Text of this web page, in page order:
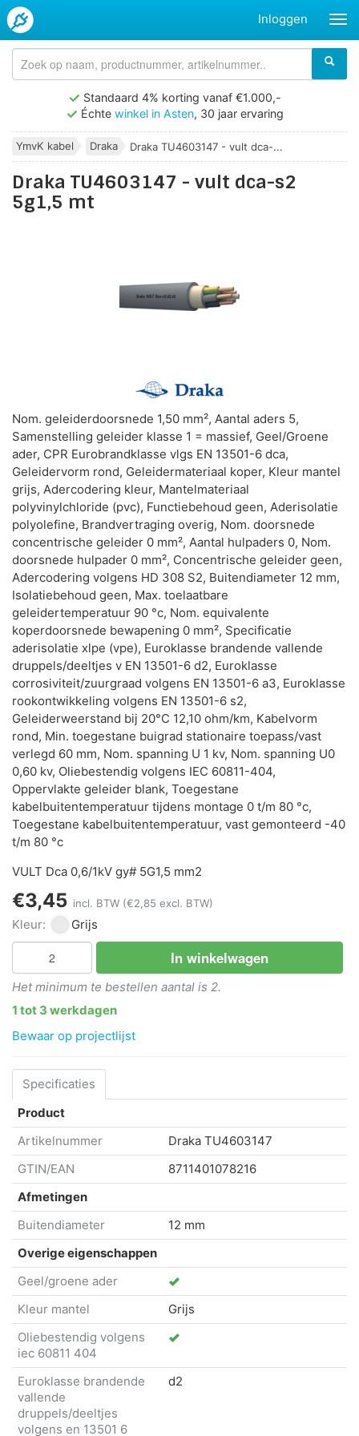
Inloggen
Standaard 4% korting vanaf €1.000,-
Échte winkel in Asten, 30 jaar ervaring
YmvK kabel Draka Draka TU4603147 - vult dca-...
Draka TU4603147 - vult dca-s2
5g1,5 mt
Nom. geleiderdoorsnede 1,50 mm², Aantal aders 5,
Samenstelling geleider klasse 1 = massief, Geel/Groene
ader, CPR Eurobrandklasse vlgs EN 13501-6 dca,
Geleidervorm rond, Geleidermateriaal koper, Kleur mantel
grijs, Adercodering kleur, Mantelmateriaal
polyvinylchloride (pvc), Functiebehoud geen, Aderisolatie
polyolefine, Brandvertraging overig, Nom. doorsnede
concentrische geleider 0 mm², Aantal hulpaders 0, Nom.
doorsnede hulpader 0 mm², Concentrische geleider geen,
Adercodering volgens HD 308 S2, Buitendiameter 12 mm,
Isolatiebehoud geen, Max. toelaatbare
geleidertemperatuur 90 °c, Nom. equivalente
koperdoorsnede bewapening 0 mm², Specificatie
aderisolatie xlpe (vpe), Euroklasse brandende vallende
druppels/deeltjes v EN 13501-6 d2, Euroklasse
corrosiviteit/zuurgraad volgens EN 13501-6 a3, Euroklasse
rookontwikkeling volgens EN 13501-6 s2,
Geleiderweerstand bij 20°C 12,10 ohm/km, Kabelvorm
rond, Min. toegestane buigrad stationaire toepass/vast
verlegd 60 mm, Nom. spanning U 1 kv, Nom. spanning U0
0,60 kv, Oliebestendig volgens IEC 60811-404,
Oppervlakte geleider blank, Toegestane
kabelbuitentemperatuur tijdens montage 0 t/m 80 °c,
Toegestane kabelbuitentemperatuur, vast gemonteerd -40
t/m 80 °c
VULT Dca 0,6/1kV gy# 5G1,5 mm2
€3,45 incl. BTW (€2,85 excl. BTW)
Kleur: Grijs
In winkelwagen
Het minimum te bestellen aantal is 2.
1 tot 3 werkdagen
Bewaar op projectlijst
Specificaties
Product
Artikelnummer
Draka TU4603147
GTIN/EAN
8711401078216
Afmetingen
Buitendiameter
12 mm
Overige eigenschappen
Geel/groene ader
Kleur mantel
Grijs
Oliebestendig volgens
iec 60811 404
Euroklasse brandende
vallende
druppels/deeltjes
volgens en 13501 6
d2